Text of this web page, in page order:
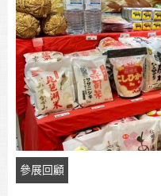
參展回顧